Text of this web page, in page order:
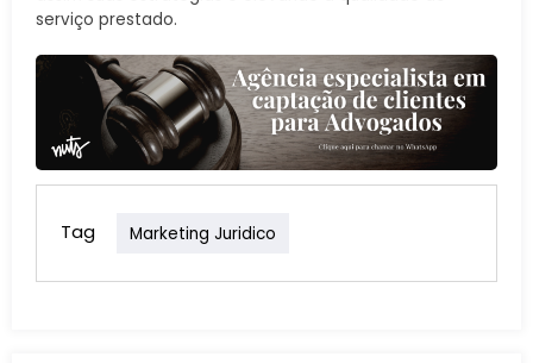
serviço prestado.
Tag Marketing Juridico